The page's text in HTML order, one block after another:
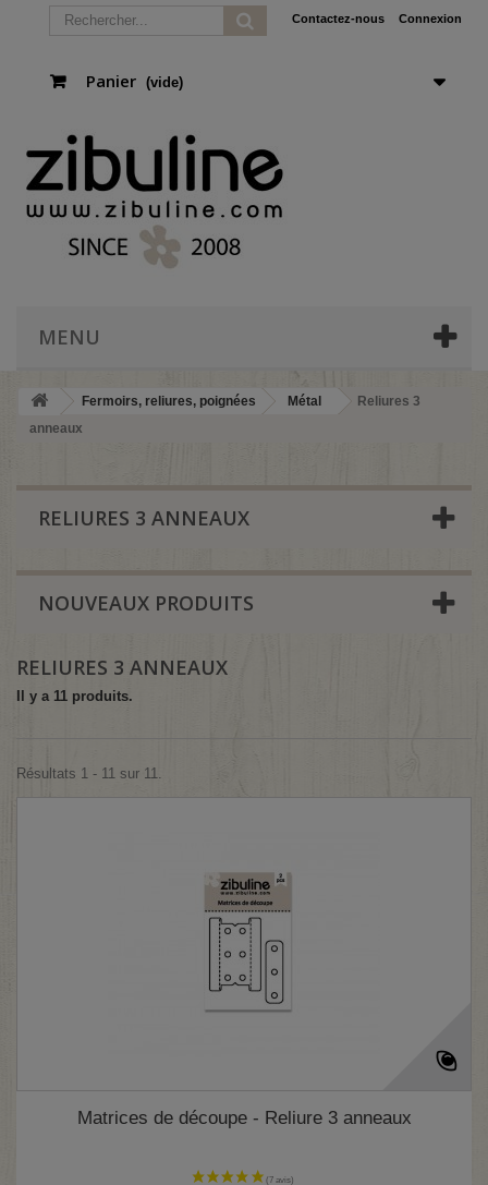
Connexion
Contactez-nous
Panier (vide)
MENU
Fermoirs, reliures, poignées Métal
Reliures 3
anneaux
RELIURES 3 ANNEAUX
NOUVEAUX PRODUITS
RELIURES 3 ANNEAUX
Il y a 11 produits.
Résultats 1 - 11 sur 11.
Matrices de découpe - Reliure 3 anneaux